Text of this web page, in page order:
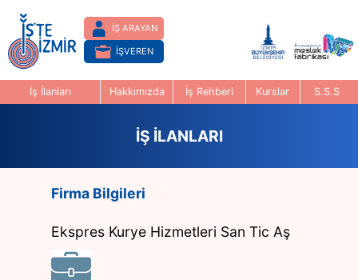
İŞ ARAYAN
İŞVEREN
İş İlanları Hakkımızda İş Rehberi Kurslar S.S.S
İŞ İLANLARI
Firma Bilgileri
Ekspres Kurye Hizmetleri San Tic Aş